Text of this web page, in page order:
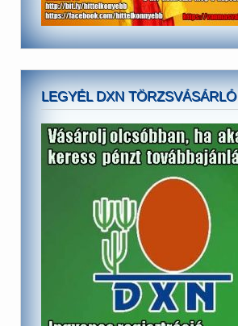
LEGYÉL DXN TÖRZSVÁSÁRLÓ